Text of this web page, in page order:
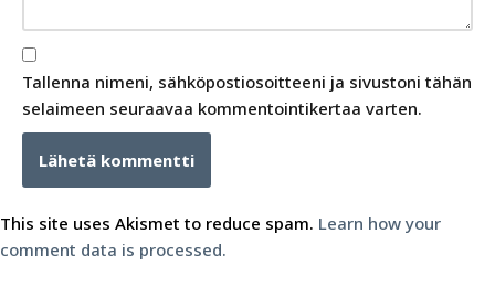
Tallenna nimeni, sähköpostiosoitteeni ja sivustoni tähän
selaimeen seuraavaa kommentointikertaa varten.
This site uses Akismet to reduce spam. Learn how your
comment data is processed.